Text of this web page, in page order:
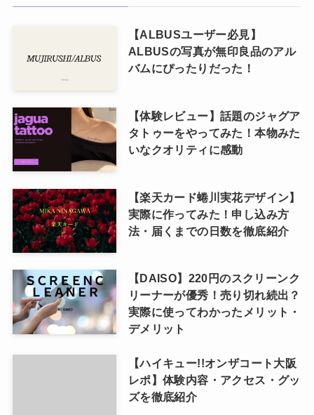
【ALBUSユーザー必見】
ALBUSの写真が無印良品のアル
バムにぴったりだった！
【体験レビュー】話題のジャグア
タトゥーをやってみた！本物みた
いなクオリティに感動
【楽天カード蜷川実花デザイン】
実際に作ってみた！申し込み方
法・届くまでの日数を徹底紹介
【DAISO】220円のスクリーンク
リーナーが優秀！売り切れ続出？
実際に使ってわかったメリット・
デメリット
【ハイキュー!!オンザコート大阪
レポ】体験内容・アクセス・グッ
ズを徹底紹介